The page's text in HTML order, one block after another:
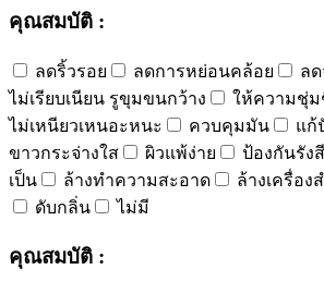
คุณสมบัติ :
ลดริ้วรอย ลดการหย่อนคล้อย ล
ไม่เรียบเนียน รูขุมขนกว้าง
ให้ความชุ่
ไม่เหนียวเหนอะหนะ
ควบคุมมัน แก้
ขาวกระจ่างใส
ผิวแพ้ง่าย ป้องกันรัง
เป็น
ล้างทำความสะอาด ล้างเครื่อง
ดับกลิ่น
ไม่มี
คุณสมบัติ :